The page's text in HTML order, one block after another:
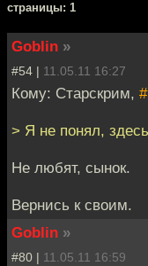
cтраницы: 1
Goblin »
#54 | 11.05.11 16:27
Кому: Старскрим,
> Я не понял,
Не любят, сынок.
Вернись к своим.
Goblin »
#80 | 11.05.11 16:59